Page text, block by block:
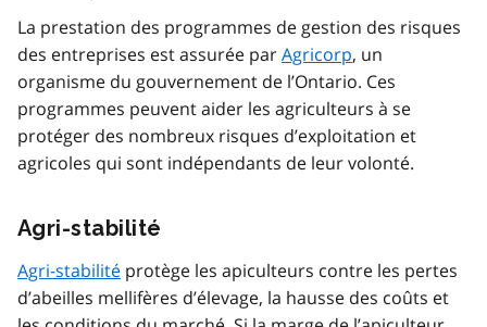
La prestation des programmes de gestion des risques
des entreprises est assurée parAgricorp, un
organisme du gouvernement de l’Ontario. Ces
programmes peuvent aider les agriculteurs à se
protéger des nombreux risques d’exploitation et
agricoles qui sont indépendants de leur volonté.
Agri-stabilité
Agri-stabilité protège les apiculteurs contre les pertes
d’abeilles mellifères d’élevage, la hausse des coûts et